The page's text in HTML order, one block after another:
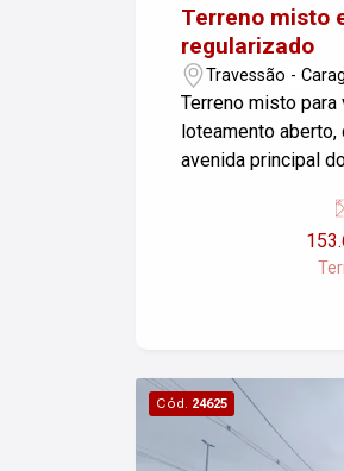
Terreno misto
regularizado
Travessão -
Terreno misto para
loteamento aberto,
avenida principal
moradia.
comprar e
ground, pista de
Cód. 24625